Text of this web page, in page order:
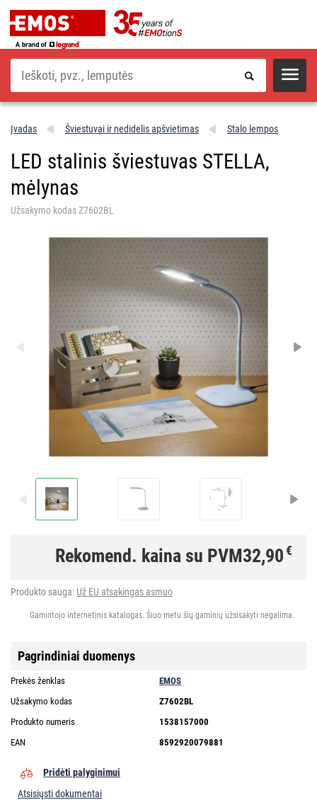
Paieška
Įvadas Šviestuvai ir nedidelis apšvietimas Stalo lempos
LED stalinis šviestuvas STELLA,
mėlynas
Užsakymo kodas Z7602BL
Rekomend. kaina su PVM32,90€
Produkto sauga: Už EU atsakingas asmuo
Gamintojo internetinis katalogas. Šiuo metu šių gaminių užsisakyti negalima.
Pagrindiniai duomenys
Prekės ženklas
EMOS
Užsakymo kodas
Z7602BL
Produkto numeris
1538157000
EAN
8592920079881
Pridėti palyginimui
Atsisiųsti dokumentai